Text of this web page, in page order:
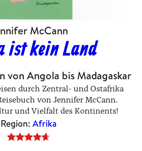
McCann
ist kein Land
von Angola bis Madagaskar
durch Zentral- und Ostafrika
von Jennifer McCann.
und Vielfalt des Kontinents!
Region: Afrika